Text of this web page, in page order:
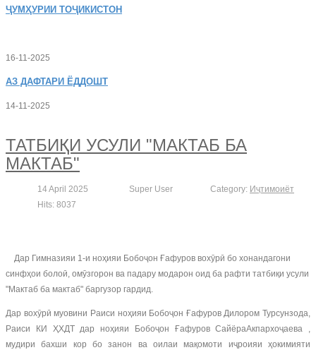
ҶУМҲУРИИ ТОҶИКИСТОН
16-11-2025
АЗ ДАФТАРИ ЁДДОШТ
14-11-2025
ТАТБИҚИ УСУЛИ "МАКТАБ БА
МАКТАБ"
14 April 2025 Super User Category: Иҷтимоиёт
Hits: 8037
Дар Гимназияи 1-и ноҳияи Бобоҷон Ғафуров вохӯрӣ бо хонандагони
синфҳои болоӣ, омӯзгорон ва падару модарон оид ба рафти татбиқи усули
"Мактаб ба мактаб" баргузор гардид.
Дар вохӯрӣ муовини Раиси ноҳияи Бобоҷон Ғафуров Дилором Турсунзода,
Раиси КИ ҲХДТ дар ноҳияи Бобоҷон Ғафуров СайёраАкпархоҷаева ,
мудири бахши кор бо занон ва оилаи мақомоти иҷроияи ҳокимияти